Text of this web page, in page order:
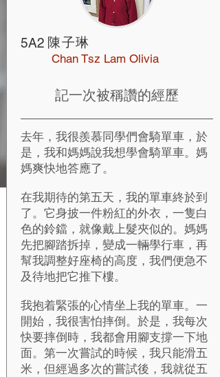
5A2 陳子琳
Chan Tsz Lam Olivia
記一次被稱讚的經歷
去年，我很羨慕同學們會騎單車，於
是，我和媽媽說我想學會騎單車。媽
媽爽快地答應了。
在我期待的第五天，我的單車終於到
了。它身披一件粉紅的外衣，一隻白
色的鈴鐺，就像戴上髮夾似的。媽媽
先把腳踏拆掉，變成一輛學行車，再
幫我調整好座椅的高度，我們便急不
及待地把它推下樓。
我抱着緊張的心情坐上我的單車。一
開始，我很害怕摔倒。於是，我每次
快要摔倒時，我都會用腳支撐一下地
面。第一次嘗試的時候，我只能滑五
米，但經過多次的嘗試後，我就從五